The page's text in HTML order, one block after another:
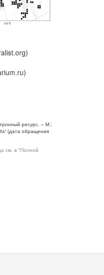
ресурс. – М.:
(дата обращения
см. в "Полной